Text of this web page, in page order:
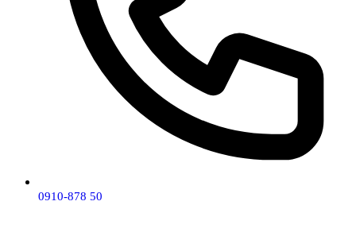
0910-878 50